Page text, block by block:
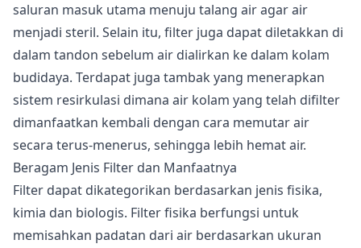
saluran masuk utama menuju talang air agar air
menjadi steril. Selain itu, filter juga dapat diletakkan di
dalam tandon sebelum air dialirkan ke dalam kolam
budidaya. Terdapat juga tambak yang menerapkan
sistem resirkulasi dimana air kolam yang telah difilter
dimanfaatkan kembali dengan cara memutar air
secara terus-menerus, sehingga lebih hemat air.
Beragam Jenis Filter dan Manfaatnya
Filter dapat dikategorikan berdasarkan jenis fisika,
kimia dan biologis. Filter fisika berfungsi untuk
memisahkan padatan dari air berdasarkan ukuran